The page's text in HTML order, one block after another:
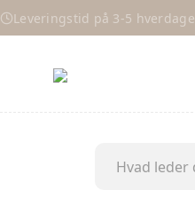
Leveringstid på 3-5 hverdage